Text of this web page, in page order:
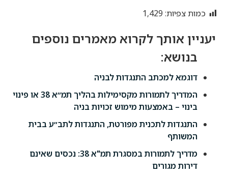
כמות צפיות: 1,429
דוגמא למכתב התנגדות לבניה
המדריך לתמורות מקסימילות בהליך תמ״א 38 או פינוי
בינוי – באמצעות מימוש זכויות בניה
התנגדות לתכנית מפורטת, התנגדות לתב״ע בבית
המשותף
מדריך לתמורות במסגרת תמ"א 38: נכסים שאינם
דירות מגורים